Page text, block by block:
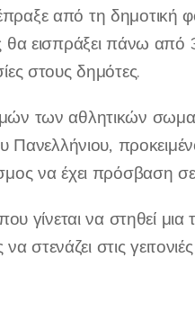
από τη δημοτική
εισπράξει πάνω από
στους δημότες.
των αθλητικών
να έχει πρόσβαση σε
γίνεται να στηθεί μια
στενάζει στις